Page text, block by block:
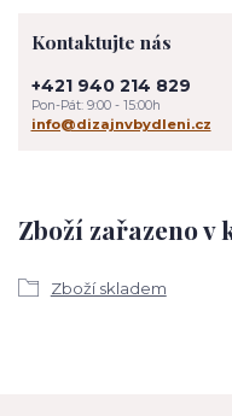
Zboží zařazeno
Zboží skladem
Kontaktujte nás
+421 940 214 829
Pon-Pát: 9:00 - 15:00h
info@dizajnvbydleni.cz